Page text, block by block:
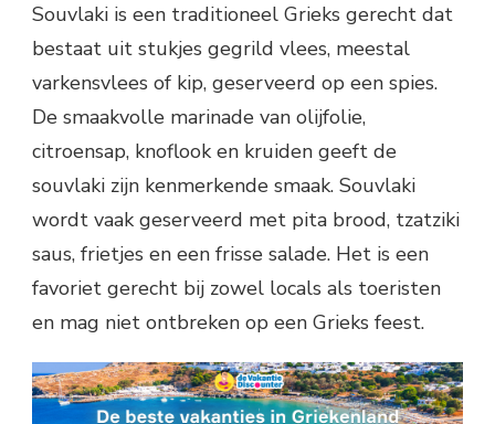
Souvlaki is een traditioneel Grieks gerecht dat
bestaat uit stukjes gegrild vlees, meestal
varkensvlees of kip, geserveerd op een spies.
De smaakvolle marinade van olijfolie,
citroensap, knoflook en kruiden geeft de
souvlaki zijn kenmerkende smaak. Souvlaki
wordt vaak geserveerd met pita brood, tzatziki
saus, frietjes en een frisse salade. Het is een
favoriet gerecht bij zowel locals als toeristen
en mag niet ontbreken op een Grieks feest.